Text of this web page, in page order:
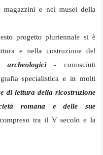
magazzini e nei musei della
progetto pluriennale si è
e nella costruzione del
archeologici- conosciuti
specialistica e in molti
di lettura della ricostruzione
romana e delle sue
tra il V secolo e la